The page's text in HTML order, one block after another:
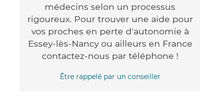
médecins selon un processus
rigoureux. Pour trouver une aide pour
vos proches en perte d'autonomie à
Essey-lès-Nancy ou ailleurs en France
contactez-nous par téléphone !
Être rappelé par un conseiller